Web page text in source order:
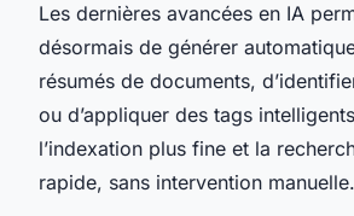
Les dernières avancées en IA
désormais de générer
résumés de documents,
ou d’appliquer des tags
l’indexation plus fine et la
rapide, sans intervention manuelle.